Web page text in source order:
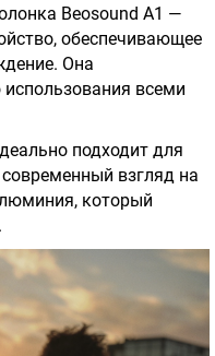
Beosound A1 —
обеспечивающее
Она
всеми
подходит для
взгляд на
который